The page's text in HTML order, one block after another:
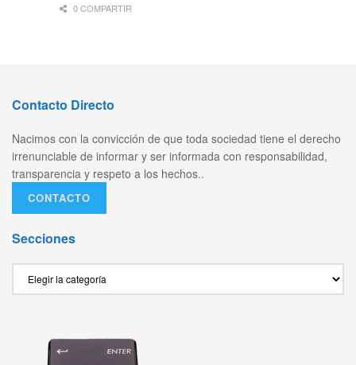
0 COMPARTIR
Contacto Directo
Nacimos con la convicción de que toda sociedad tiene el derecho
irrenunciable de informar y ser informada con responsabilidad,
transparencia y respeto a los hechos..
CONTACTO
Secciones